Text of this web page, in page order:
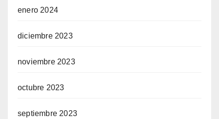
enero 2024
diciembre 2023
noviembre 2023
octubre 2023
septiembre 2023